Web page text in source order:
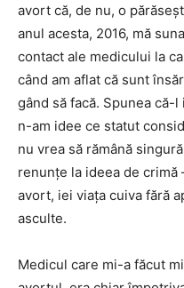
avort că, de nu, o
anul acesta, 2016, mă
contact ale medicului la
când am aflat că sunt
gând să facă. Spunea că-
n-am idee ce statut
nu vrea să rămână
renunţe la ideea de crimă
avort, iei viaţa cuiva fără
asculte.
Medicul care mi-a făcut